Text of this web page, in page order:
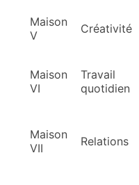
Maison
V
Créativité
Maison
VI
Travail
quotidien
Maison
VII
Relations